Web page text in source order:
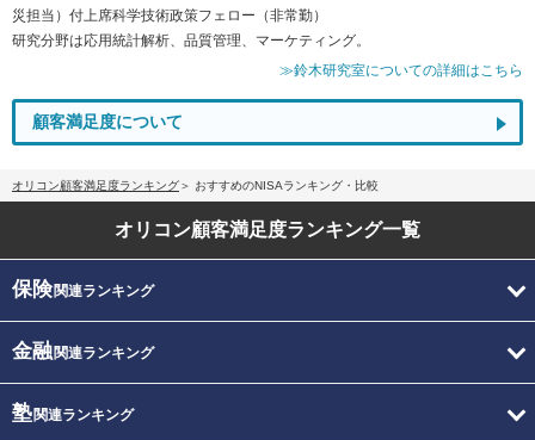
災担当）付上席科学技術政策フェロー（非常勤）
研究分野は応用統計解析、品質管理、マーケティング。
≫鈴木研究室についての詳細はこちら
顧客満足度について
オリコン顧客満足度ランキング おすすめのNISAランキング・比較
オリコン顧客満足度ランキング一覧
保険関連ランキング
金融関連ランキング
塾関連ランキング